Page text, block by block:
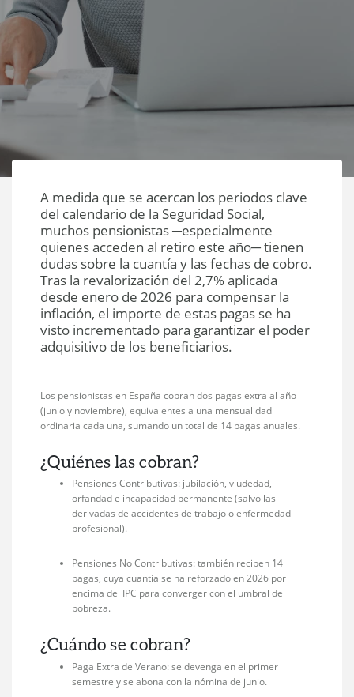
A medida que se acercan los periodos clave
del calendario de la Seguridad Social,
muchos pensionistas ─especialmente
quienes acceden al retiro este año─ tienen
dudas sobre la cuantía y las fechas de cobro.
Tras la revalorización del 2,7% aplicada
desde enero de 2026 para compensar la
inflación, el importe de estas pagas se ha
visto incrementado para garantizar el poder
adquisitivo de los beneficiarios.
Los pensionistas en España cobran dos pagas extra al año
(junio y noviembre), equivalentes a una mensualidad
ordinaria cada una, sumando un total de 14 pagas anuales.
¿Quiénes las cobran?
Pensiones Contributivas: jubilación, viudedad,
orfandad e incapacidad permanente (salvo las
derivadas de accidentes de trabajo o enfermedad
profesional).
Pensiones No Contributivas: también reciben 14
pagas, cuya cuantía se ha reforzado en 2026 por
encima del IPC para converger con el umbral de
pobreza.
¿Cuándo se cobran?
Paga Extra de Verano: se devenga en el primer
semestre y se abona con la nómina de junio.